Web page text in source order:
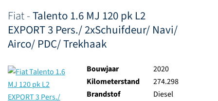
Fiat -Talento 1.6 MJ 120 pk L2
EXPORT 3 Pers./ 2xSchuifdeur/ Navi/
Airco/ PDC/ Trekhaak
Bouwjaar
2020
Kilometerstand
274.298
Brandstof
Diesel